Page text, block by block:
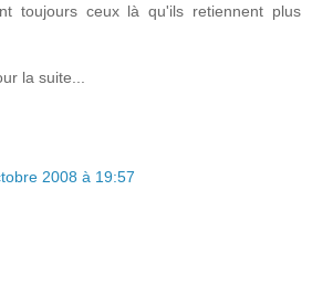
toujours ceux là qu'ils retiennent plus
la suite...
2008 à 19:57